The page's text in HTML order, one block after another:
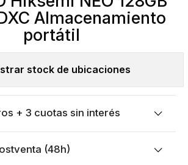
Almacenamiento
portátil
stock de ubicaciones
+ 3 cuotas sin interés
(48h)